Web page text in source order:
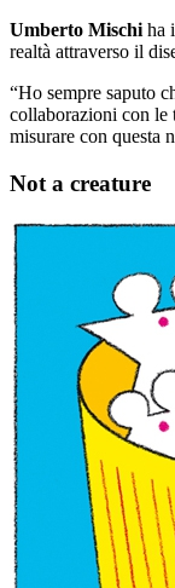
Umberto Mischi ha
realtà attraverso il
“Ho sempre saputo
collaborazioni con le
misurare con questa
Not a creature